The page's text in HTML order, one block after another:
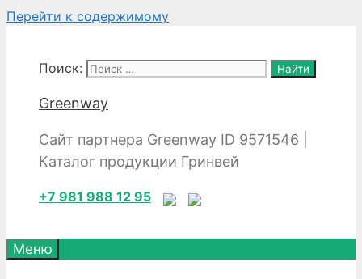
Перейти к содержимому
Поиск:
Greenway
Сайт партнера Greenway ID 9571546 |
Каталог продукции Гринвей
+7 981 988 12 95
Меню